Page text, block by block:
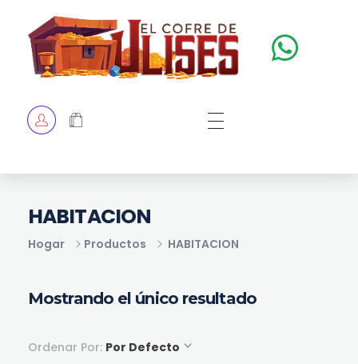
TIENDA
Hogar Productos HABITACION
HABITACION
Mostrando el único resultado
Ordenar Por: Por Defecto